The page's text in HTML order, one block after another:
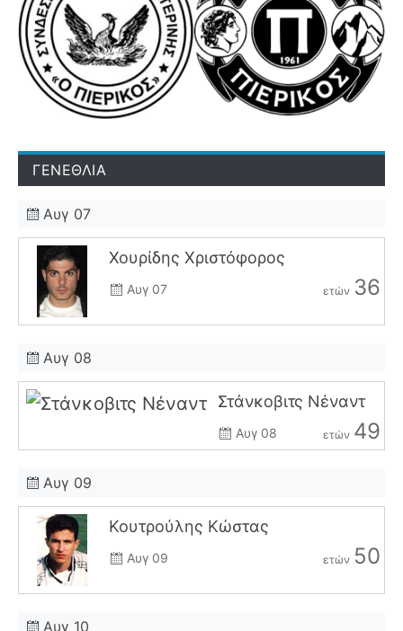
ΓΕΝΕΘΛΙΑ
Αυγ 07
Χουρίδης Χριστόφορος
Αυγ 07 ετών 36
Αυγ 08
Στάνκοβιτς Νέναντ
Αυγ 08 ετών 49
Αυγ 09
Κουτρούλης Κώστας
Αυγ 09 ετών 50
Αυγ 10